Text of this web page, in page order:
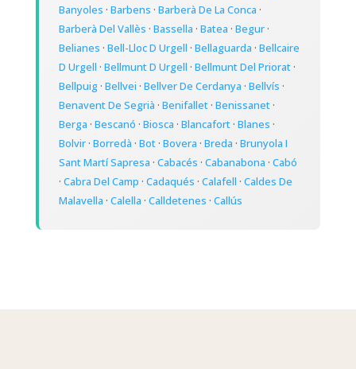
Banyoles · Barbens · Barberà De La Conca ·
Barberà Del Vallès · Bassella · Batea · Begur·
Belianes · Bell-Lloc D Urgell · Bellaguarda · Bellcaire
D Urgell · Bellmunt D Urgell · Bellmunt Del Priorat·
Bellpuig· Bellvei · Bellver De Cerdanya · Bellvís ·
Benavent De Segrià · Benifallet· Benissanet·
Berga · Bescanó · Biosca · Blancafort· Blanes ·
Bolvir· Borredà · Bot· Bovera · Breda · Brunyola I
Sant Martí Sapresa · Cabacés · Cabanabona · Cabó
· Cabra Del Camp · Cadaqués · Calafell · Caldes De
Malavella · Calella · Calldetenes · Callús